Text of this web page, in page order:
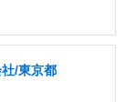
/東京都